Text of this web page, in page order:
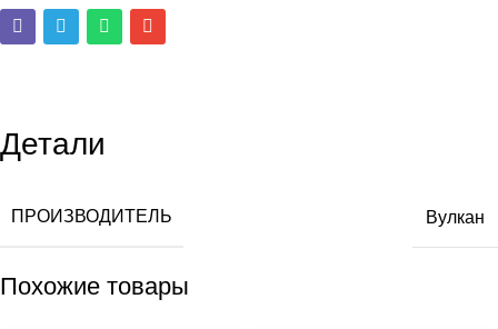
Детали
ПРОИЗВОДИТЕЛЬ Вулкан
Похожие товары